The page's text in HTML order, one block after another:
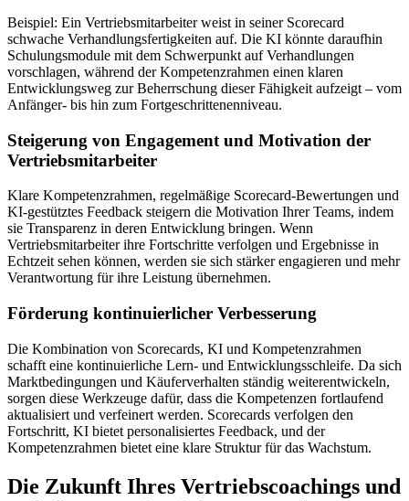
Beispiel: Ein Vertriebsmitarbeiter weist in seiner Scorecard
schwache Verhandlungsfertigkeiten auf. Die KI könnte daraufhin
Schulungsmodule mit dem Schwerpunkt auf Verhandlungen
vorschlagen, während der Kompetenzrahmen einen klaren
Entwicklungsweg zur Beherrschung dieser Fähigkeit aufzeigt – vom
Anfänger- bis hin zum Fortgeschrittenenniveau.
Steigerung von Engagement und Motivation der
Vertriebsmitarbeiter
Klare Kompetenzrahmen, regelmäßige Scorecard-Bewertungen und
KI-gestütztes Feedback steigern die Motivation Ihrer Teams, indem
sie Transparenz in deren Entwicklung bringen. Wenn
Vertriebsmitarbeiter ihre Fortschritte verfolgen und Ergebnisse in
Echtzeit sehen können, werden sie sich stärker engagieren und mehr
Verantwortung für ihre Leistung übernehmen.
Förderung kontinuierlicher Verbesserung
Die Kombination von Scorecards, KI und Kompetenzrahmen
schafft eine kontinuierliche Lern- und Entwicklungsschleife. Da sich
Marktbedingungen und Käuferverhalten ständig weiterentwickeln,
sorgen diese Werkzeuge dafür, dass die Kompetenzen fortlaufend
aktualisiert und verfeinert werden. Scorecards verfolgen den
Fortschritt, KI bietet personalisiertes Feedback, und der
Kompetenzrahmen bietet eine klare Struktur für das Wachstum.
Die Zukunft Ihres Vertriebscoachings und